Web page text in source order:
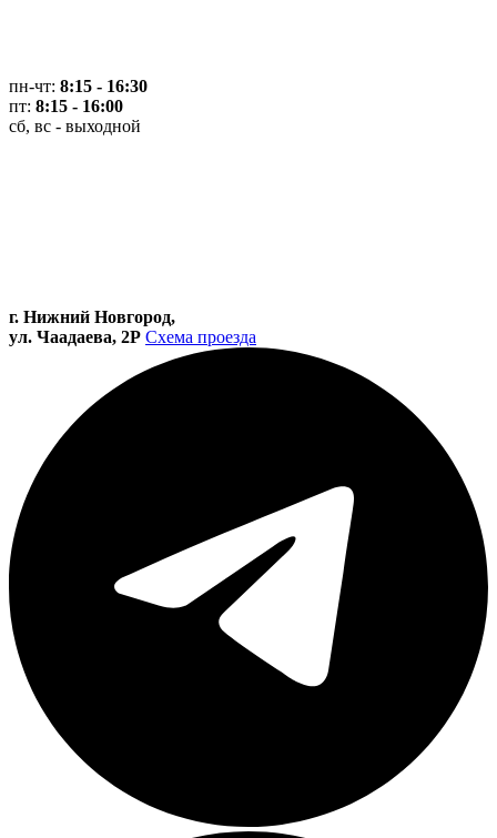
пн-чт: 8:15 - 16:30
пт: 8:15 - 16:00
сб, вс - выходной
г. Нижний Новгород,
ул. Чаадаева, 2Р Схема проезда